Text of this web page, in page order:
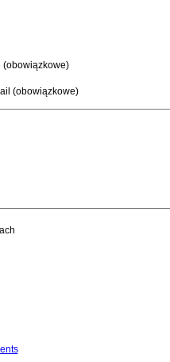
(obowiązkowe)
(obowiązkowe)